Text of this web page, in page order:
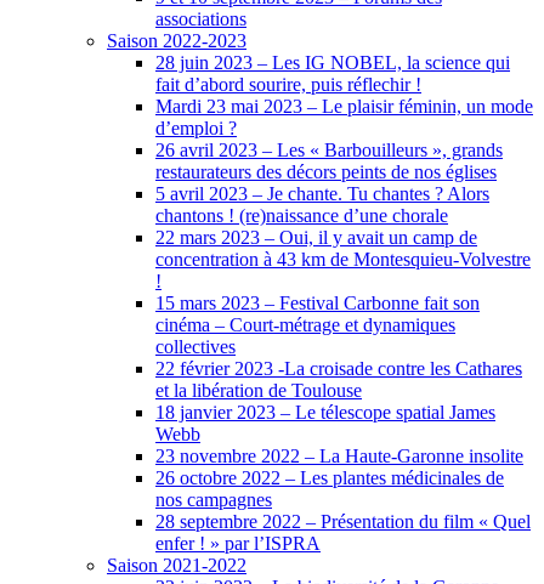
associations
Saison 2022-2023
28 juin 2023 – Les IG NOBEL, la science qui
fait d’abord sourire, puis réflechir !
Mardi 23 mai 2023 – Le plaisir féminin, un mode
d’emploi ?
26 avril 2023 – Les « Barbouilleurs », grands
restaurateurs des décors peints de nos églises
5 avril 2023 – Je chante. Tu chantes ? Alors
chantons ! (re)naissance d’une chorale
22 mars 2023 – Oui, il y avait un camp de
concentration à 43 km de Montesquieu-Volvestre
!
15 mars 2023 – Festival Carbonne fait son
cinéma – Court-métrage et dynamiques
collectives
22 février 2023 -La croisade contre les Cathares
et la libération de Toulouse
18 janvier 2023 – Le télescope spatial James
Webb
23 novembre 2022 – La Haute-Garonne insolite
26 octobre 2022 – Les plantes médicinales de
nos campagnes
28 septembre 2022 – Présentation du film « Quel
enfer ! » par l’ISPRA
Saison 2021-2022